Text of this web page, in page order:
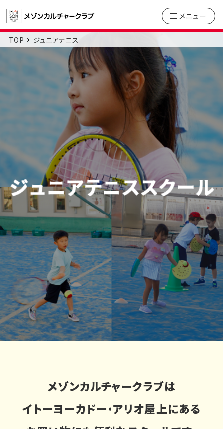
メニュー
TOP ジュニアテニス
メゾンカルチャークラブは
イトーヨーカドー・アリオ屋上にある